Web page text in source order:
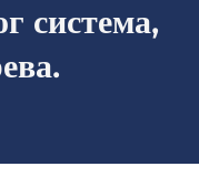
система,